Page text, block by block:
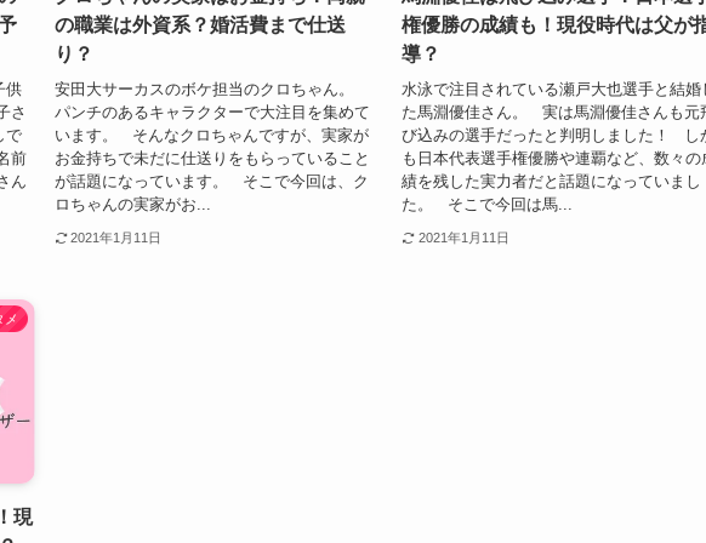
供
さ
で
前
ん
の職業は外資系？婚活費まで仕送
り？
安田大サーカスのボケ担当のクロちゃん。
パンチのあるキャラクターで大注目を集めて
います。 そんなクロちゃんですが、実家が
お金持ちで未だに仕送りをもらっていること
が話題になっています。 そこで今回は、ク
ロちゃんの実家がお...
2021年1月11日
権優勝の成績も！現役時代は父が
導？
水泳で注目されている瀬戸大也選手と結婚
た馬淵優佳さん。 実は馬淵優佳さんも元
び込みの選手だったと判明しました！ し
も日本代表選手権優勝や連覇など、数々の
績を残した実力者だと話題になっていまし
た。 そこで今回は馬...
2021年1月11日
メ
現